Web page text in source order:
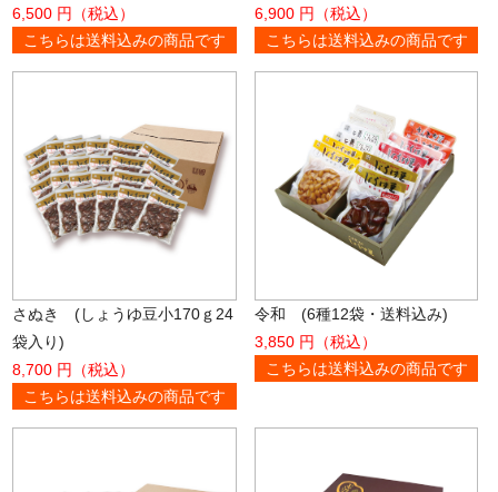
6,500 円（税込）
こちらは送料込みの商品です
6,900 円（税込）
こちらは送料込みの商品です
さぬき (しょうゆ豆小170ｇ24
袋入り)
8,700 円（税込）
こちらは送料込みの商品です
令和 (6種12袋・送料込み)
3,850 円（税込）
こちらは送料込みの商品です